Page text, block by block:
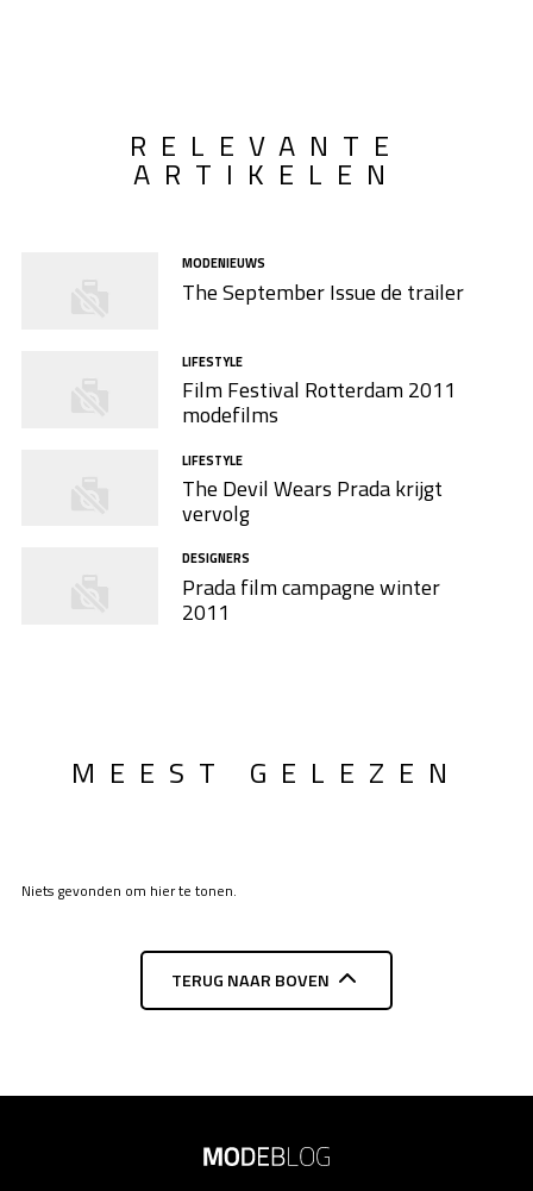
RELEVANTE
ARTIKELEN
MODENIEUWS
The September Issue de trailer
LIFESTYLE
Film Festival Rotterdam 2011
modefilms
LIFESTYLE
The Devil Wears Prada krijgt
vervolg
DESIGNERS
Prada film campagne winter
2011
MEEST GELEZEN
Niets gevonden om hier te tonen.
TERUG NAAR BOVEN